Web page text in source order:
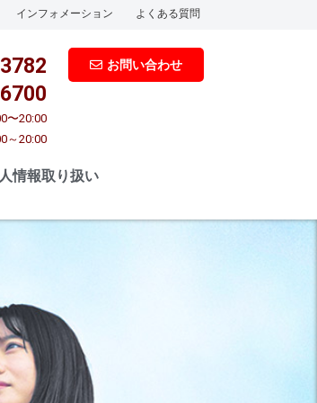
インフォメーション よくある質問
〜20:00
～20:00
お問い合わせ
情報取り扱い